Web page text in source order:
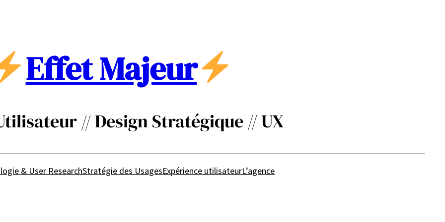
Effet Majeur
// Design Stratégique // UX
& User ResearchStratégie des UsagesExpérience utilisateurL’agence